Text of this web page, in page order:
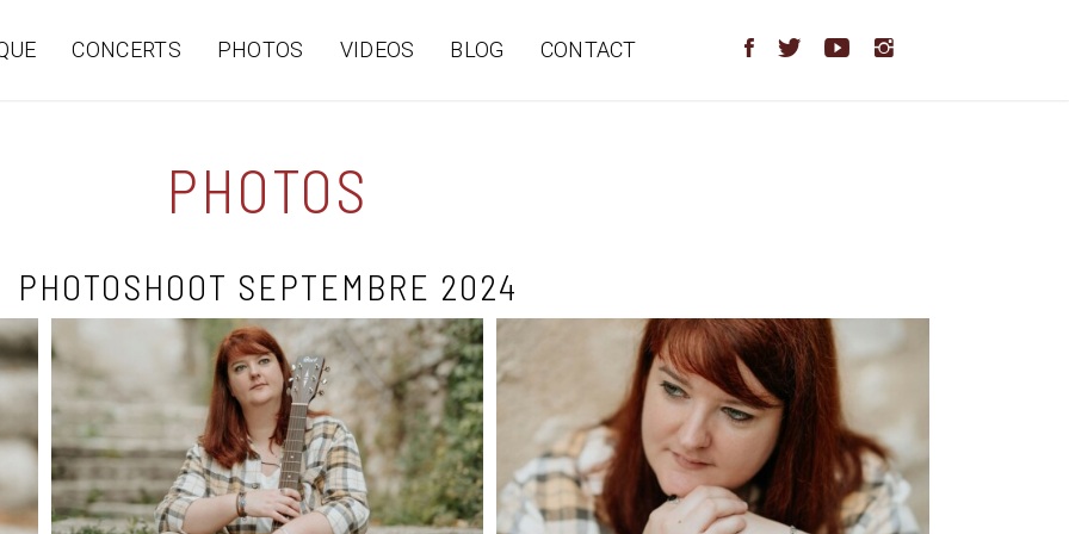
CONCERTS PHOTOS VIDEOS BLOG CONTACT
PHOTOS
PHOTOSHOOT SEPTEMBRE 2024